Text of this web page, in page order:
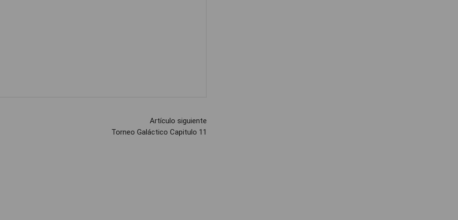
Artículo siguiente
Torneo Galáctico Capitulo 11